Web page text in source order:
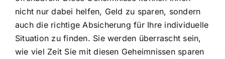
nicht nur dabei helfen, Geld zu sparen, sondern
auch die richtige Absicherung für Ihre individuelle
Situation zu finden. Sie werden überrascht sein,
wie viel Zeit Sie mit diesen Geheimnissen sparen